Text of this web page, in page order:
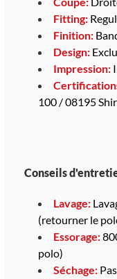
Fitting:
Finition:
Design:
Impression:
100 / 08195
Conseils
Lavage:
(retourner le
Essorage:
polo)
Séchage: